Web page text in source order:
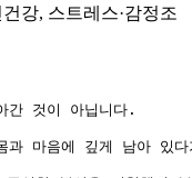
건강, 스트레스·감정조
간 것이 아닙니다.
과 마음에 깊게 남아 있